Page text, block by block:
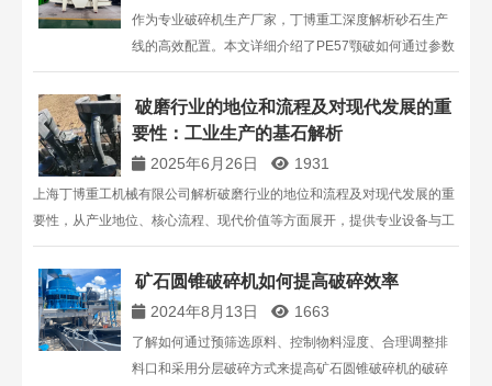
作为专业破碎机生产厂家，丁博重工深度解析砂石生产
线的高效配置。本文详细介绍了PE57颚破如何通过参数
调节实现与VSI制砂机、欧版磨的高效联动。通过系统化
能耗控制与尾矿再利用方案，不仅提升了成品砂的级配
质量，更让单机产能利用率提升15%以上。点击了解从
破磨行业的地位和流程及对现代发展的重
要性：工业生产的基石解析
2025年6月26日 1931
上海丁博重工机械有限公司解析破磨行业的地位和流程及对现代发展的重
要性，从产业地位、核心流程、现代价值等方面展开，提供专业设备与工
艺解决方案，助力工业高效发展。
矿石圆锥破碎机如何提高破碎效率
2024年8月13日 1663
了解如何通过预筛选原料、控制物料湿度、合理调整排
料口和采用分层破碎方式来提高矿石圆锥破碎机的破碎